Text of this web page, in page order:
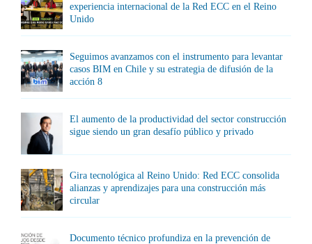
experiencia internacional de la Red ECC en el Reino
Unido
Seguimos avanzamos con el instrumento para levantar
casos BIM en Chile y su estrategia de difusión de la
acción 8
El aumento de la productividad del sector construcción
sigue siendo un gran desafío público y privado
Gira tecnológica al Reino Unido: Red ECC consolida
alianzas y aprendizajes para una construcción más
circular
Documento técnico profundiza en la prevención de